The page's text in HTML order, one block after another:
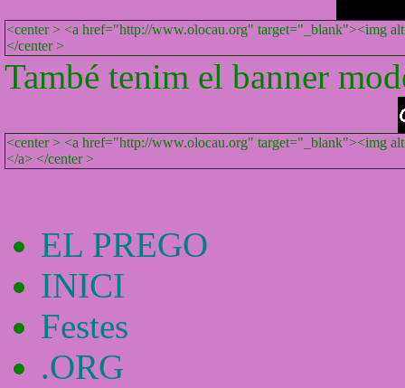
<center > <a href="http://www.olocau.org" target="_blank"><img
</center >
També tenim el banner
<center > <a href="http://www.olocau.org" target="_blank"><img
</a> </center >
EL PREGO
INICI
Festes
.ORG